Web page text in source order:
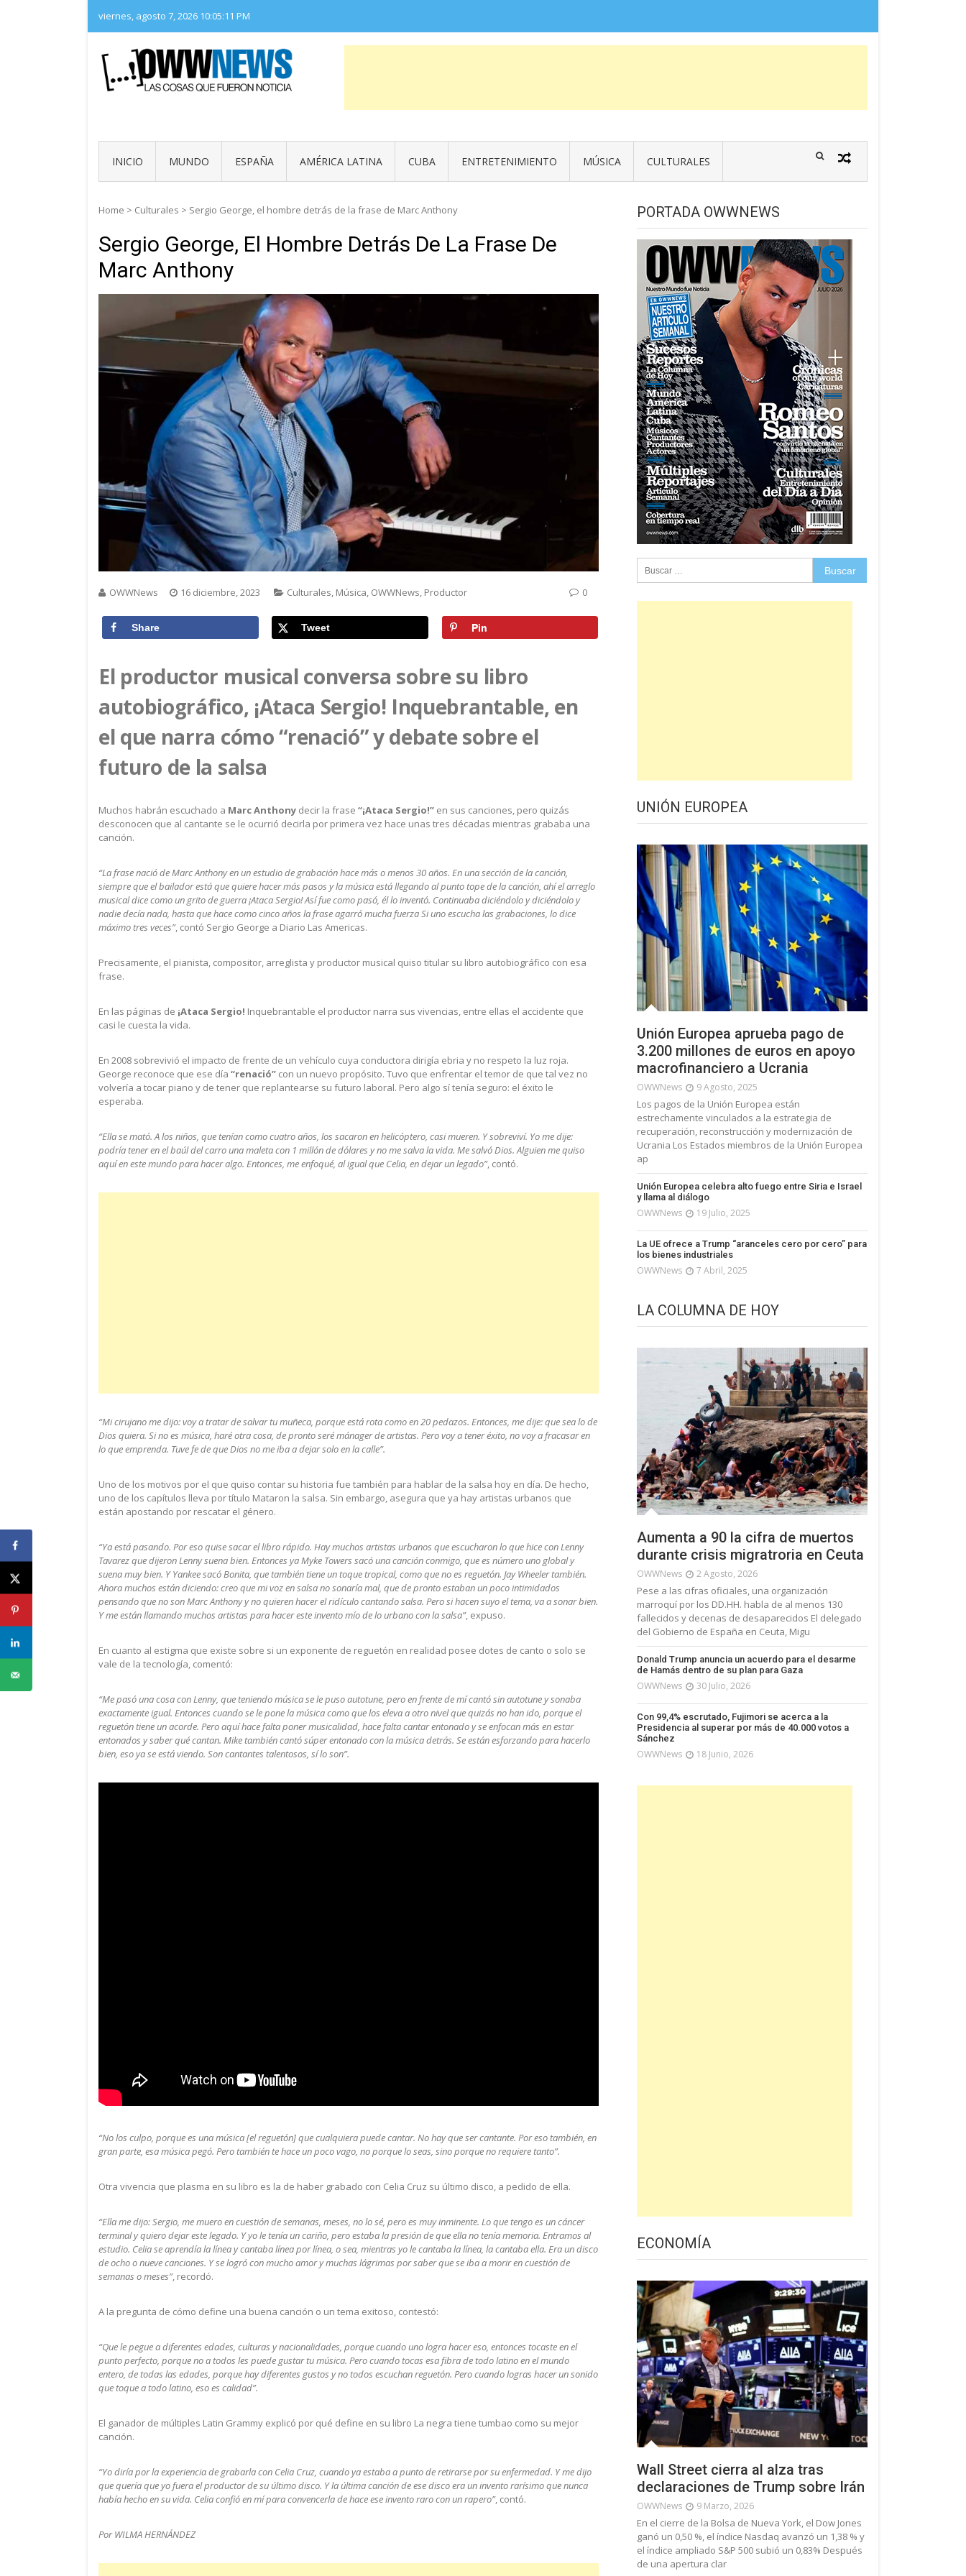
content
viernes, agosto 7, 2026 10:05:12 PM
INICIO MUNDO ESPAÑA AMÉRICA LATINA CUBA ENTRETENIMIENTO MÚSICA CULTURALES
Home > Culturales > Sergio George, el hombre detrás de la frase de Marc Anthony
Sergio George, El Hombre Detrás De La Frase De
Marc Anthony
OWWNews 16 diciembre, 2023 Culturales, Música, OWWNews, Productor 0
Share Tweet Pin
El productor musical conversa sobre su libro
autobiográfico, ¡Ataca Sergio! Inquebrantable, en
el que narra cómo “renació” y debate sobre el
futuro de la salsa
Muchos habrán escuchado a Marc Anthony decir la frase “¡Ataca Sergio!” en sus canciones, pero quizás
desconocen que al cantante se le ocurrió decirla por primera vez hace unas tres décadas mientras grababa una
canción.
“La frase nació de Marc Anthony en un estudio de grabación hace más o menos 30 años. En una sección de la canción,
siempre que el bailador está que quiere hacer más pasos y la música está llegando al punto tope de la canción, ahí el arreglo
musical dice como un grito de guerra ¡Ataca Sergio! Así fue como pasó, él lo inventó. Continuaba diciéndolo y diciéndolo y
nadie decía nada, hasta que hace como cinco años la frase agarró mucha fuerza Si uno escucha las grabaciones, lo dice
máximo tres veces”, contó Sergio George a Diario Las Americas.
Precisamente, el pianista, compositor, arreglista y productor musical quiso titular su libro autobiográfico con esa
frase.
En las páginas de ¡Ataca Sergio! Inquebrantable el productor narra sus vivencias, entre ellas el accidente que
casi le cuesta la vida.
En 2008 sobrevivió el impacto de frente de un vehículo cuya conductora dirigía ebria y no respeto la luz roja.
George reconoce que ese día “renació” con un nuevo propósito. Tuvo que enfrentar el temor de que tal vez no
volvería a tocar piano y de tener que replantearse su futuro laboral. Pero algo sí tenía seguro: el éxito le
esperaba.
“Ella se mató. A los niños, que tenían como cuatro años, los sacaron en helicóptero, casi mueren. Y sobreviví. Yo me dije:
podría tener en el baúl del carro una maleta con 1 millón de dólares y no me salva la vida. Me salvó Dios. Alguien me quiso
aquí en este mundo para hacer algo. Entonces, me enfoqué, al igual que Celia, en dejar un legado”, contó.
“Mi cirujano me dijo: voy a tratar de salvar tu muñeca, porque está rota como en 20 pedazos. Entonces, me dije: que sea lo de
Dios quiera. Si no es música, haré otra cosa, de pronto seré mánager de artistas. Pero voy a tener éxito, no voy a fracasar en
lo que emprenda. Tuve fe de que Dios no me iba a dejar solo en la calle”.
Uno de los motivos por el que quiso contar su historia fue también para hablar de la salsa hoy en día. De hecho,
uno de los capítulos lleva por título Mataron la salsa. Sin embargo, asegura que ya hay artistas urbanos que
están apostando por rescatar el género.
“Ya está pasando. Por eso quise sacar el libro rápido. Hay muchos artistas urbanos que escucharon lo que hice con Lenny
Tavarez que dijeron Lenny suena bien. Entonces ya Myke Towers sacó una canción conmigo, que es número uno global y
suena muy bien. Y Yankee sacó Bonita, que también tiene un toque tropical, como que no es reguetón. Jay Wheeler también.
Ahora muchos están diciendo: creo que mi voz en salsa no sonaría mal, que de pronto estaban un poco intimidados
pensando que no son Marc Anthony y no quieren hacer el ridículo cantando salsa. Pero si hacen suyo el tema, va a sonar bien.
Y me están llamando muchos artistas para hacer este invento mío de lo urbano con la salsa”, expuso.
En cuanto al estigma que existe sobre si un exponente de reguetón en realidad posee dotes de canto o solo se
vale de la tecnología, comentó:
“Me pasó una cosa con Lenny, que teniendo música se le puso autotune, pero en frente de mí cantó sin autotune y sonaba
exactamente igual. Entonces cuando se le pone la música como que los eleva a otro nivel que quizás no han ido, porque el
reguetón tiene un acorde. Pero aquí hace falta poner musicalidad, hace falta cantar entonado y se enfocan más en estar
entonados y saber qué cantan. Mike también cantó súper entonado con la música detrás. Se están esforzando para hacerlo
bien, eso ya se está viendo. Son cantantes talentosos, sí lo son”.
“No los culpo, porque es una música [el reguetón] que cualquiera puede cantar. No hay que ser cantante. Por eso también, en
gran parte, esa música pegó. Pero también te hace un poco vago, no porque lo seas, sino porque no requiere tanto”.
Otra vivencia que plasma en su libro es la de haber grabado con Celia Cruz su último disco, a pedido de ella.
“Ella me dijo: Sergio, me muero en cuestión de semanas, meses, no lo sé, pero es muy inminente. Lo que tengo es un cáncer
terminal y quiero dejar este legado. Y yo le tenía un cariño, pero estaba la presión de que ella no tenía memoria. Entramos al
estudio. Celia se aprendía la línea y cantaba línea por línea, o sea, mientras yo le cantaba la línea, la cantaba ella. Era un disco
de ocho o nueve canciones. Y se logró con mucho amor y muchas lágrimas por saber que se iba a morir en cuestión de
semanas o meses”, recordó.
A la pregunta de cómo define una buena canción o un tema exitoso, contestó:
“Que le pegue a diferentes edades, culturas y nacionalidades, porque cuando uno logra hacer eso, entonces tocaste en el
punto perfecto, porque no a todos les puede gustar tu música. Pero cuando tocas esa fibra de todo latino en el mundo
entero, de todas las edades, porque hay diferentes gustos y no todos escuchan reguetón. Pero cuando logras hacer un sonido
que toque a todo latino, eso es calidad”.
El ganador de múltiples Latin Grammy explicó por qué define en su libro La negra tiene tumbao como su mejor
canción.
“Yo diría por la experiencia de grabarla con Celia Cruz, cuando ya estaba a punto de retirarse por su enfermedad. Y me dijo
que quería que yo fuera el productor de su último disco. Y la última canción de ese disco era un invento rarísimo que nunca
había hecho en su vida. Celia confió en mí para convencerla de hace ese invento raro con un rapero”, contó.
Por WILMA HERNÁNDEZ
PORTADA OWWNEWS
UNIÓN EUROPEA
Unión Europea aprueba pago de
3.200 millones de euros en apoyo
macrofinanciero a Ucrania
OWWNews 9 Agosto, 2025
Los pagos de la Unión Europea están
estrechamente vinculados a la estrategia de
recuperación, reconstrucción y modernización de
Ucrania Los Estados miembros de la Unión Europea
ap
Unión Europea celebra alto fuego entre Siria e Israel
y llama al diálogo
OWWNews 19 Julio, 2025
La UE ofrece a Trump “aranceles cero por cero” para
los bienes industriales
OWWNews 7 Abril, 2025
LA COLUMNA DE HOY
Aumenta a 90 la cifra de muertos
durante crisis migratroria en Ceuta
OWWNews 2 Agosto, 2026
Pese a las cifras oficiales, una organización
marroquí por los DD.HH. habla de al menos 130
fallecidos y decenas de desaparecidos El delegado
del Gobierno de España en Ceuta, Migu
Donald Trump anuncia un acuerdo para el desarme
de Hamás dentro de su plan para Gaza
OWWNews 30 Julio, 2026
Con 99,4% escrutado, Fujimori se acerca a la
Presidencia al superar por más de 40.000 votos a
Sánchez
OWWNews 18 Junio, 2026
ECONOMÍA
Wall Street cierra al alza tras
declaraciones de Trump sobre Irán
OWWNews 9 Marzo, 2026
En el cierre de la Bolsa de Nueva York, el Dow Jones
ganó un 0,50 %, el índice Nasdaq avanzó un 1,38 % y
el índice ampliado S&P 500 subió un 0,83% Después
de una apertura clar